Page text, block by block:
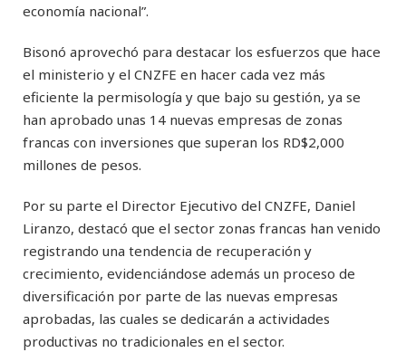
economía nacional”.
Bisonó aprovechó para destacar los esfuerzos que hace
el ministerio y el CNZFE en hacer cada vez más
eficiente la permisología y que bajo su gestión, ya se
han aprobado unas 14 nuevas empresas de zonas
francas con inversiones que superan los RD$2,000
millones de pesos.
Por su parte el Director Ejecutivo del CNZFE, Daniel
Liranzo, destacó que el sector zonas francas han venido
registrando una tendencia de recuperación y
crecimiento, evidenciándose además un proceso de
diversificación por parte de las nuevas empresas
aprobadas, las cuales se dedicarán a actividades
productivas no tradicionales en el sector.